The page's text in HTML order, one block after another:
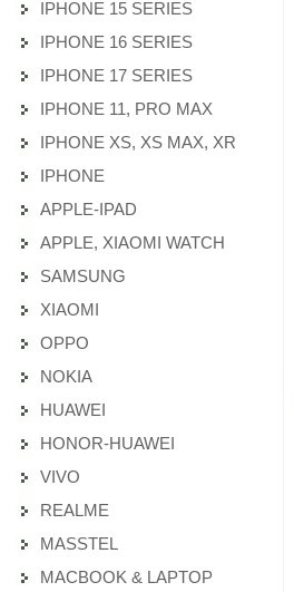
IPHONE 15 SERIES
IPHONE 16 SERIES
IPHONE 17 SERIES
IPHONE 11, PRO MAX
IPHONE XS, XS MAX, XR
IPHONE
APPLE-IPAD
APPLE, XIAOMI WATCH
SAMSUNG
XIAOMI
OPPO
NOKIA
HUAWEI
HONOR-HUAWEI
VIVO
REALME
MASSTEL
MACBOOK & LAPTOP